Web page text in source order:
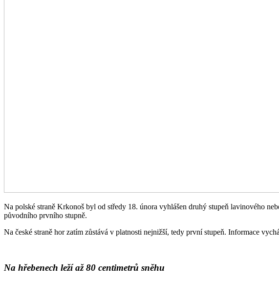
Na polské straně Krkonoš byl od středy 18. února vyhlášen druhý stupeň lavinového
původního prvního stupně.
Na české straně hor zatím zůstává v platnosti nejnižší, tedy první stupeň. Informace
Na hřebenech leží až 80 centimetrů sněhu